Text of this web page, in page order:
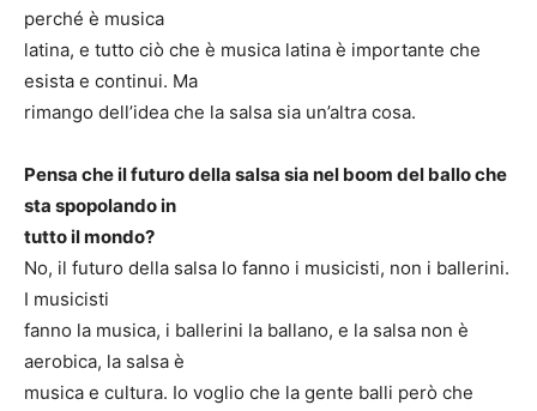
perché è musica
latina, e tutto ciò che è musica latina è importante che
esista e continui. Ma
rimango dell’idea che la salsa sia un’altra cosa.
Pensa che il futuro della salsa sia nel boom del ballo che
sta spopolando in
tutto il mondo?
No, il futuro della salsa lo fanno i musicisti, non i ballerini.
I musicisti
fanno la musica, i ballerini la ballano, e la salsa non è
aerobica, la salsa è
musica e cultura. Io voglio che la gente balli però che